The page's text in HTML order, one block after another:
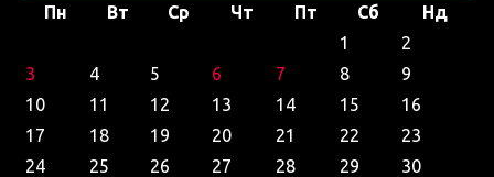
Пн
Вт Ср Чт Пт Сб
Нд
1
2
3
4 5 6 7 8
9
10
11 12 13 14 15
16
17
18 19 20 21 22
23
24
25 26 27 28 29
30